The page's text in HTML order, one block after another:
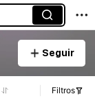
Seguir
Filtros